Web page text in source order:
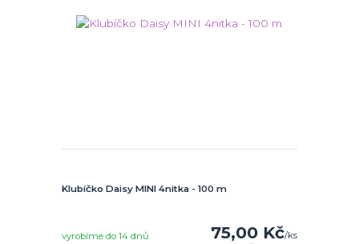
Klubíčko Daisy MINI 4nitka - 100 m
75,00 Kč/ks
vyrobíme do 14 dnů